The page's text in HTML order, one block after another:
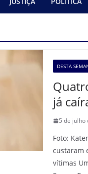
DESTA
já
5 de julho
Foto:
custaram
vítimas